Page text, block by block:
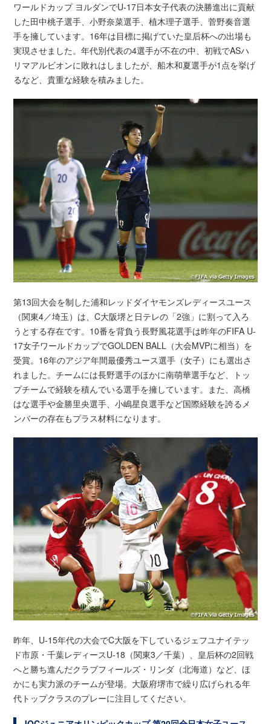
ワールドカップ ヨルダンでU-17日本女子代表の決勝進出に貢献
した田中桃子選手、小野奈菜選手、植木理子選手、菅野奏音選
手を擁しています。16年は目標に掲げていた皇后杯への出場も
実現させました。年代別代表の4選手が不在の中、初戦でASハ
リマアルビオンに敗れはしましたが、船木和夏選手が1点を挙げ
るなど、貴重な経験を積みました。
第13回大会を制した浦和レッドダイヤモンズレディースユース
（関東4／埼玉）は、C大阪堺と日テレの「2強」に割って入ろ
うとする存在です。10番を背負う長野風花選手は昨年のFIFA U-
17女子ワールドカップでGOLDEN BALL（大会MVPに相当）を
受賞。16年のアジア年間最優秀ユース選手（女子）にも選出さ
れました。チームには長野選手のほかに南萌華選手など、トッ
プチームで経験を積んでいる選手を擁しています。また、高橋
はな選手や金勝里央選手、小嶋星良選手など国際経験を誇るメ
ンバーの存在もプラス材料になります。
昨年、U-15年代の大会でC大阪を下しているジェフユナイテッ
ド市原・千葉レディースU-18（関東3／千葉）、皇后杯の2回戦
へと勝ち進んだクラブフィールズ・リンダ（北海道）など、ほ
かにも実力派のチームが登場。大阪府堺市で繰り広げられる年
代トップクラスのプレーに注目してください。